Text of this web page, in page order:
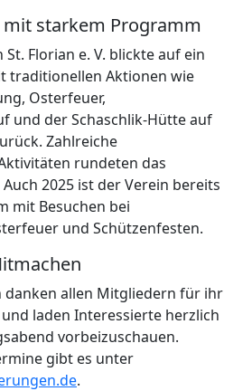
mit starkem Programm
Florian e. V. blickte auf ein
traditionellen Aktionen wie
Osterfeuer,
und der Schaschlik-Hütte auf
Zahlreiche
rundeten das
2025 ist der Verein bereits
mit Besuchen bei
und Schützenfesten.
danken allen Mitgliedern für ihr
laden Interessierte herzlich
vorbeizuschauen.
gibt es unter
.